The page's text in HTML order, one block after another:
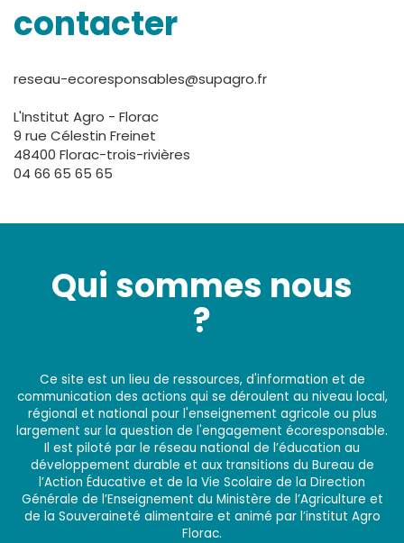
contacter
reseau-ecoresponsables@supagro.fr
L'Institut Agro - Florac
9 rue Célestin Freinet
48400 Florac-trois-rivières
04 66 65 65 65
Qui sommes nous
?
Ce site est un lieu de ressources, d'information et de
communication des actions qui se déroulent au niveau local,
régional et national pour l'enseignement agricole ou plus
largement sur la question de l'engagement écoresponsable.
Il est piloté par le réseau national de l’éducation au
développement durable et aux transitions du Bureau de
l’Action Éducative et de la Vie Scolaire de la Direction
Générale de l’Enseignement du Ministère de l’Agriculture et
de la Souveraineté alimentaire et animé par l’institut Agro
Florac.